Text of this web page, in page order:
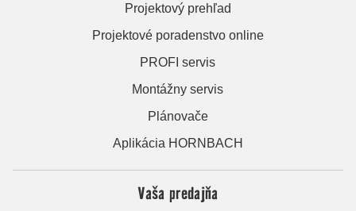
Projektový prehľad
Projektové poradenstvo online
PROFI servis
Montážny servis
Plánovače
Aplikácia HORNBACH
Vaša predajňa